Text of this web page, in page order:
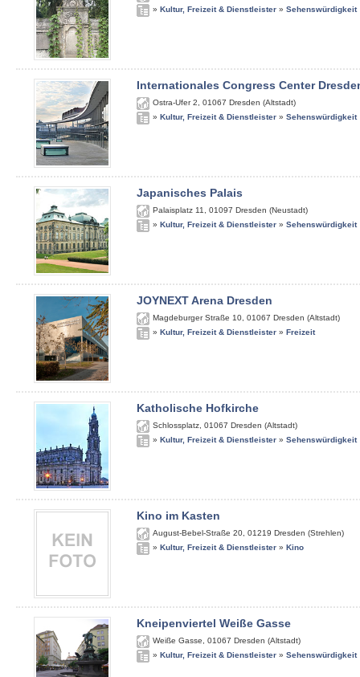
» Kultur, Freizeit & Dienstleister » Sehenswürdigkeit
Internationales Congress Center
Ostra-Ufer 2 01067 Dresden (Altstadt)
» Kultur, Freizeit & Dienstleister » Sehenswürdigkeit
Japanisches Palais
Palaisplatz 11 01097 Dresden (Neustadt)
» Kultur, Freizeit & Dienstleister » Sehenswürdigkeit
JOYNEXT Arena Dresden
Magdeburger Straße 10 01067 Dresden (Altstadt)
» Kultur, Freizeit & Dienstleister » Freizeit
Katholische Hofkirche
Schlossplatz 01067 Dresden (Altstadt)
» Kultur, Freizeit & Dienstleister » Sehenswürdigkeit
Kino im Kasten
August-Bebel-Straße 20 01219 Dresden (Strehlen)
» Kultur, Freizeit & Dienstleister » Kino
Kneipenviertel Weiße Gasse
Weiße Gasse 01067 Dresden (Altstadt)
» Kultur, Freizeit & Dienstleister » Sehenswürdigkeit